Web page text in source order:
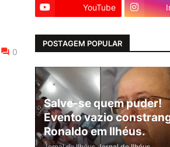
0
YouTube
POSTAGEM POPULAR
Salve-se quem puder!
Evento vazio
Ronaldo em Ilhéus.